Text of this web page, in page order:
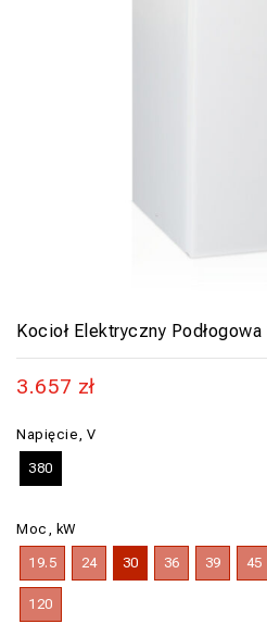
Kocioł Elektryczny
3.657 zł
Napięcie, V
380
Moc, kW
19.5 24 30 36 39 45
120